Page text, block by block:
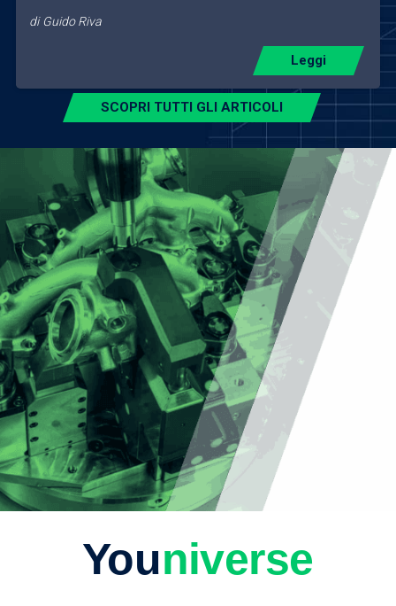
di Guido Riva
Leggi
SCOPRI TUTTI GLI ARTICOLI
Youniverse